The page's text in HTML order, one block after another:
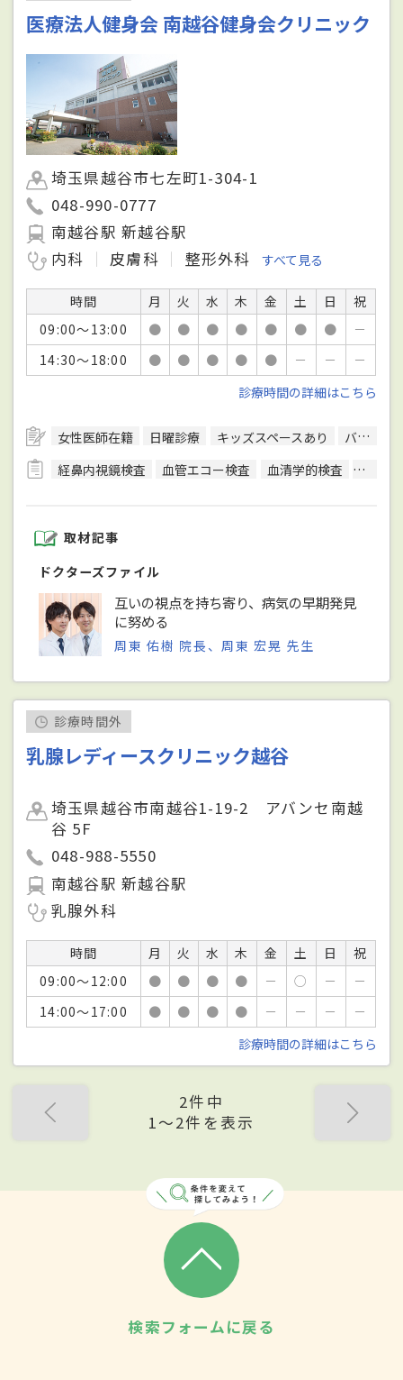
医療法人健身会 南越谷健身会クリニック
埼玉県越谷市七左町1-304-1
048-990-0777
南越谷駅 新越谷駅
内科
皮膚科 整形外科 すべて見る
時間 月 火 水 木 金 土 日
祝
09:00～13:00
● ● ● ● ● ● ●
－
14:30～18:00
● ● ● ● ● － －
－
診療時間の詳細はこちら
女性医師在籍 日曜診療 キッズスペースあり
バリアフリー対応
経鼻内視鏡検査
血管エコー検査 血清学的検査 呼吸機
取材記事
ドクターズファイル
互いの視点を持ち寄り、病気の早期発見
に努める
周東 佑樹 院長、周東 宏晃 先生
診療時間外
乳腺レディースクリニック越谷
埼玉県越谷市南越谷1-19-2 アバンセ南越
谷 5F
048-988-5550
南越谷駅 新越谷駅
乳腺外科
時間 月 火 水 木 金 土 日
祝
09:00～12:00
● ● ● ● － ○ －
－
14:00～17:00
● ● ● ● － － －
－
診療時間の詳細はこちら
2件中
1〜2件を表示
検索フォームに戻る